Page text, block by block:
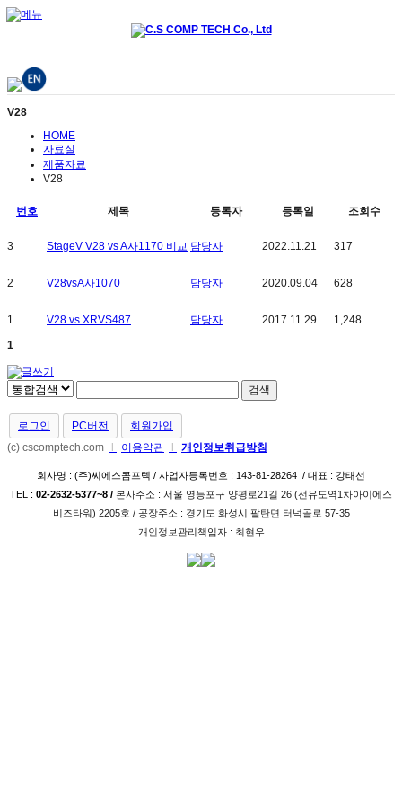
V28
HOME
자료실
제품자료
V28
번호 제목 등록자 등록일 조회수
3 StageV V28 vs A사1170 비교 담당자 2022.11.21 317
2 V28vsA사1070 담당자 2020.09.04 628
1 V28 vs XRVS487 담당자 2017.11.29
1,248
1
로그인 PC버전
회원가입
(c) cscomptech.com
이용약관 개인정보취급방침
회사명 : (주)씨에스콤프텍 / 사업자등록번호 : 143-81-28264 / 대표 : 강태선
TEL : 02-2632-5377~8 / 본사주소 : 서울 영등포구 양평로21길 26­ (선유도역1차아이에스
비즈타워) 2205호 / 공장주소 : 경기도 화성시 팔탄면 터넉골로 57-35
개인정보관리책임자 : 최현우